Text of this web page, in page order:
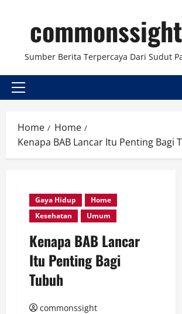
content
Sumber Berita Terpercaya Dari Sudut
Primary
Home
Home
Kenapa BAB Lancar Itu Penting Bagi
Gaya Hidup
Home
Kesehatan
Umum
Kenapa BAB Lancar
Itu Penting Bagi
Tubuh
commonssight